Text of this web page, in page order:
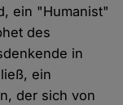
ein "Humanist"
des
in
ein
der sich von